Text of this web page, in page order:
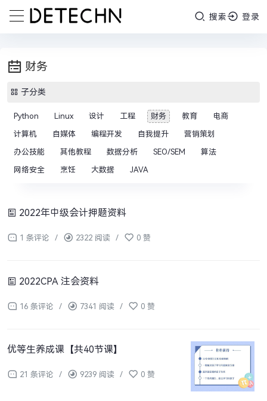
搜索 登录
财务
子分类
Python Linux 设计 工程 财务 教育
电商
计算机
自媒体 编程开发 自我提升
营销策划
办公技能
其他教程 数据分析 SEO/SEM
算法
网络安全
烹饪 大数据 JAVA
2022年中级会计押题资料
1 条评论 / 2322 阅读 / 0 赞
2022CPA 注会资料
16 条评论 / 7341 阅读 / 0 赞
优等生养成课【共40节课】
21 条评论 / 9239 阅读 / 0 赞